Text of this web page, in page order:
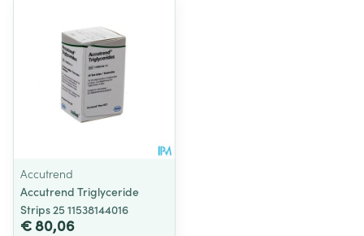
Accutrend
Accutrend Triglyceride
Strips 25 11538144016
€ 80,06